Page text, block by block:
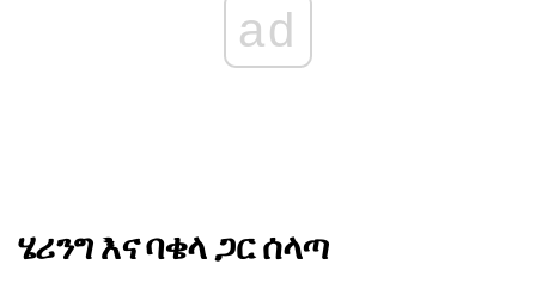
ad
ሄሪንግ እና ባቄላ ጋር ሰላጣ